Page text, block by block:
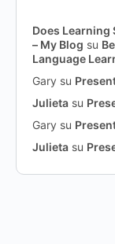
Does Learning
– My Blog su
Language
Gary su
Julieta su
Gary su
Julieta su